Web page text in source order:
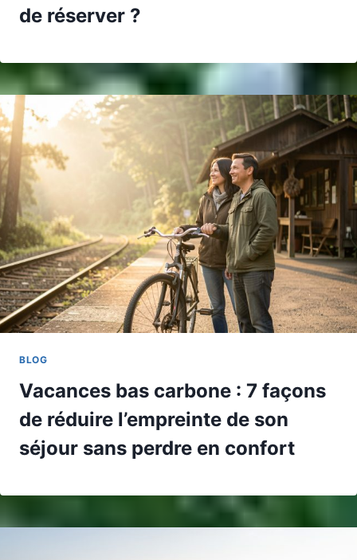
de réserver ?
BLOG
Vacances bas carbone : 7 façons
de réduire l’empreinte de son
séjour sans perdre en confort